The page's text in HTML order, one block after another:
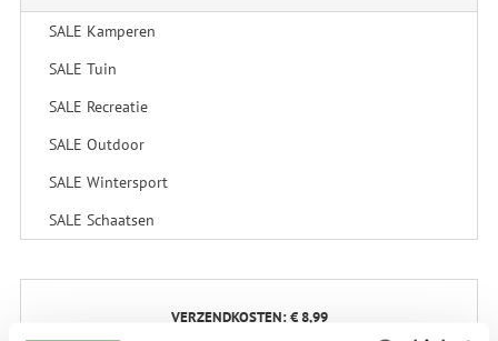
SALE Kamperen
SALE Tuin
SALE Recreatie
SALE Outdoor
SALE Wintersport
SALE Schaatsen
VERZENDKOSTEN: € 8,99